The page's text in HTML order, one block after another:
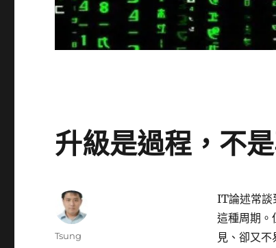
升級是過程，不
IT論述常談
這種周期。
見、卻又
作
Tsung